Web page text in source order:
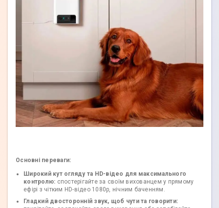
Основні переваги:
Широкий кут огляду та HD-відео для максимального
контролю: спостерігайте за своїм вихованцем у прямому
ефірі з чітким HD-відео 1080р, нічним баченням.
Гладкий двосторонній звук, щоб чути та говорити: